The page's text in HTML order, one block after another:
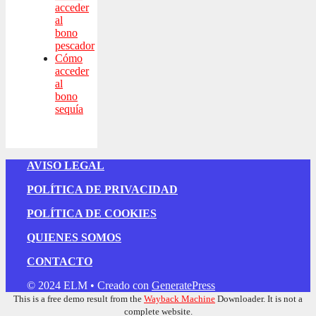
acceder
al
bono
pescador
Cómo
acceder
al
bono
sequía
AVISO LEGAL
POLÍTICA DE PRIVACIDAD
POLÍTICA DE COOKIES
QUIENES SOMOS
CONTACTO
© 2024 ELM • Creado con GeneratePress
This is a free demo result from the Wayback Machine Downloader. It is not a
complete website.